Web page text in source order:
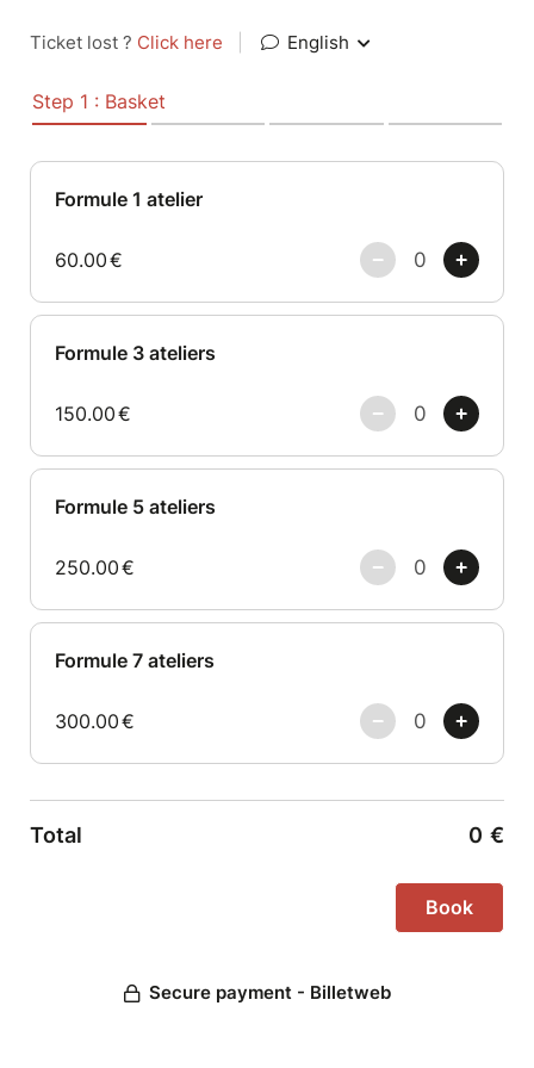
Ticket lost ? Click here English
Step 1 : Basket
Formule 1 atelier
60.00€
Formule 3 ateliers
150.00€
Formule 5 ateliers
250.00€
Formule 7 ateliers
300.00€
Total 0 €
Secure payment - Billetweb